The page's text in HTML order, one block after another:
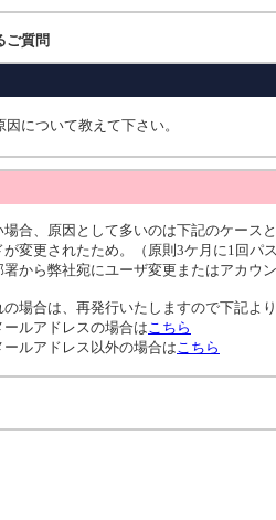
ご質問
について教えて下さい。
場合、原因として多いのは下記のケース
が変更されたため。（原則3ケ月に1回パ
署から弊社宛にユーザ変更またはアカ
場合は、再発行いたしますので下記よ
ールアドレスの場合はこちら
ールアドレス以外の場合はこちら